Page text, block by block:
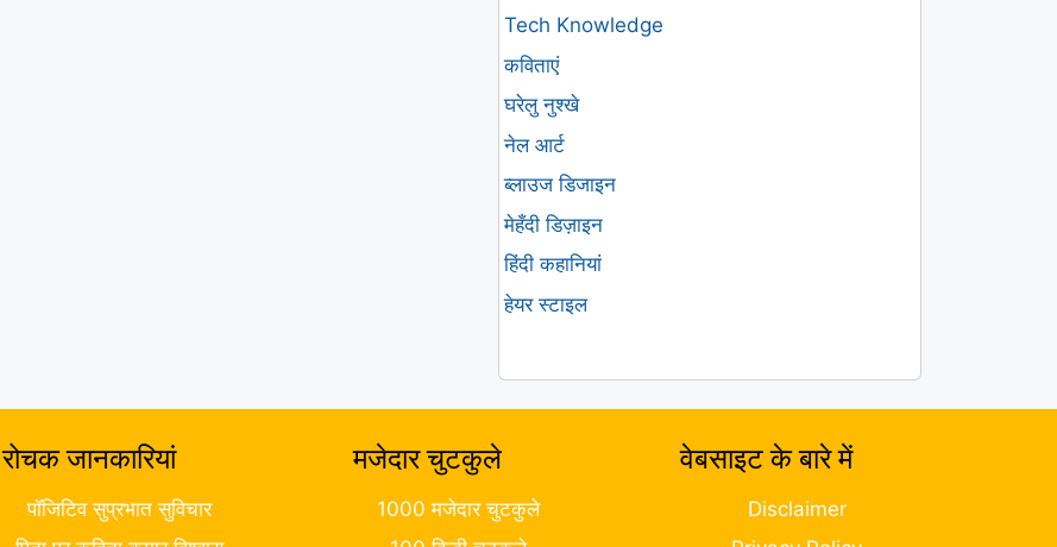
Tech Knowledge
कविताएं
घरेलु नुश्खे
नेल आर्ट
ब्लाउज डिजाइन
मेहँदी डिज़ाइन
हिंदी कहानियां
हेयर स्टाइल
रोचक जानकारियां
पॉजिटिव सुप्रभात सुविचार
मजेदार चुटकुले
1000 मजेदार चुटकुले
वेबसाइट के बारे में
Disclaimer